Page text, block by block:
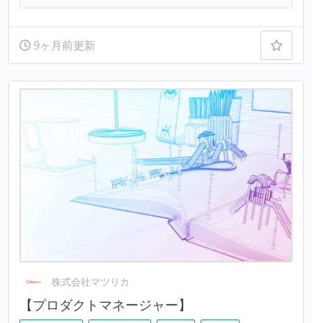
9ヶ月前更新
株式会社マツリカ
【プロダクトマネージャー】